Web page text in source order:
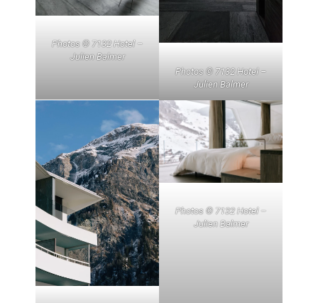
Photos © 7132 Hotel –
Julien Balmer
Photos © 7132 Hotel –
Julien Balmer
Photos © 7132 Hotel –
Julien Balmer